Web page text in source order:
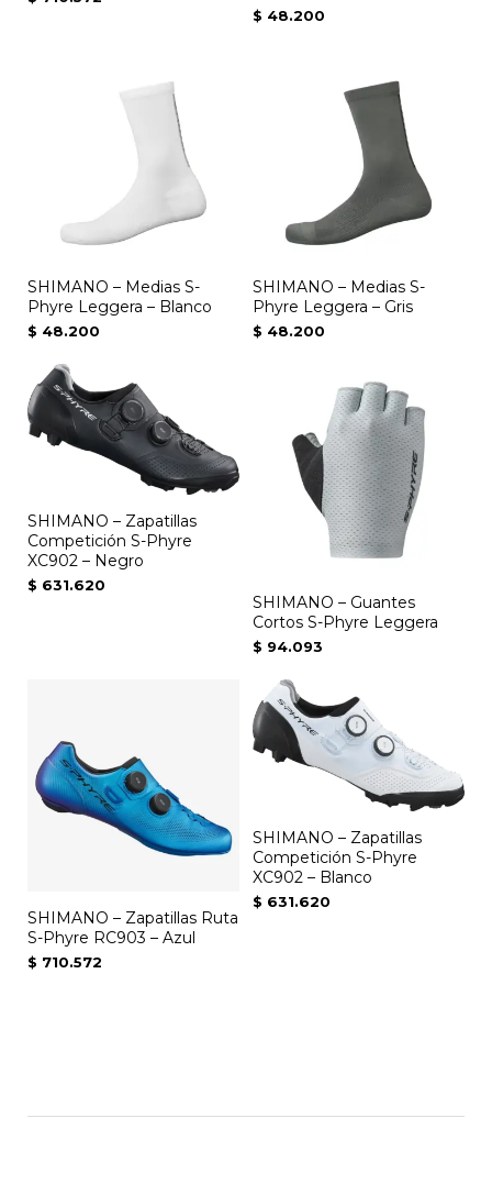
$ 48.200
SHIMANO – Medias S-
Phyre Leggera – Blanco
$ 48.200
SHIMANO – Medias S-
Phyre Leggera – Gris
$ 48.200
SHIMANO – Zapatillas
Competición S-Phyre
XC902 – Negro
$ 631.620
SHIMANO – Guantes
Cortos S-Phyre Leggera
$ 94.093
tiene
múltiples
variantes.
pueden
elegir
página
de
producto
SHIMANO – Zapatillas Ruta
S-Phyre RC903 – Azul
$ 710.572
SHIMANO – Zapatillas
Competición S-Phyre
XC902 – Blanco
$ 631.620